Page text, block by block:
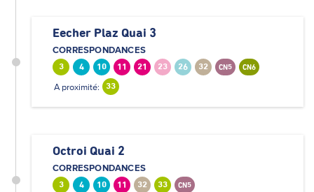
Eecher Plaz Quai 3
CORRESPONDANCES
3 4 10 11 21 23 26 32 CN5 CN6
A proximité: 33
Octroi Quai 2
CORRESPONDANCES
3 4 10 11 32 33 CN5